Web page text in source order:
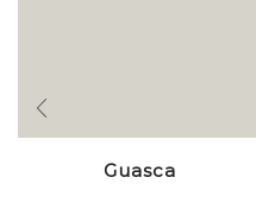
Guasca